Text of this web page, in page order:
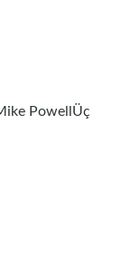
PowellÜç